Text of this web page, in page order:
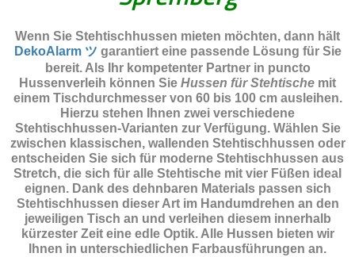
Wenn Sie Stehtischhussen mieten möchten, dann hält
DekoAlarm ツ garantiert eine passende Lösung für Sie
bereit. Als Ihr kompetenter Partner in puncto
Hussenverleih können Sie Hussen für Stehtische mit
einem Tischdurchmesser von 60 bis 100 cm ausleihen.
Hierzu stehen Ihnen zwei verschiedene
Stehtischhussen-Varianten zur Verfügung. Wählen Sie
zwischen klassischen, wallenden Stehtischhussen oder
entscheiden Sie sich für moderne Stehtischhussen aus
Stretch, die sich für alle Stehtische mit vier Füßen ideal
eignen. Dank des dehnbaren Materials passen sich
Stehtischhussen dieser Art im Handumdrehen an den
jeweiligen Tisch an und verleihen diesem innerhalb
kürzester Zeit eine edle Optik. Alle Hussen bieten wir
Ihnen in unterschiedlichen Farbausführungen an.